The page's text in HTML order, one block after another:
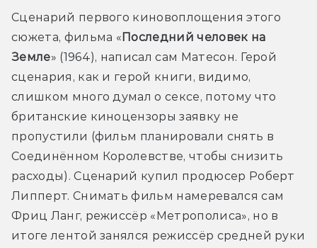
Сценарий первого киновоплощения этого
сюжета, фильма « Последний человек на
Земле» (1964), написал сам Матесон. Герой
сценария, как и герой книги, видимо,
слишком много думал о сексе, потому что
британские киноцензоры заявку не
пропустили (фильм планировали снять в
Соединённом Королевстве, чтобы снизить
расходы). Сценарий купил продюсер Роберт
Липперт. Снимать фильм намеревался сам
Фриц Ланг, режиссёр «Метрополиса», но в
итоге лентой занялся режиссёр средней руки